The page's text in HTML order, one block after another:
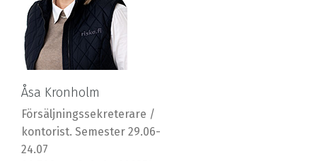
Åsa Kronholm
Försäljningssekreterare /
kontorist. Semester 29.06-
24.07